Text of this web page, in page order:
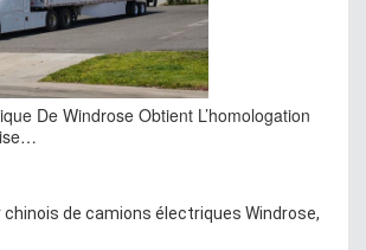
De Windrose Obtient L’homologation
de camions électriques Windrose,